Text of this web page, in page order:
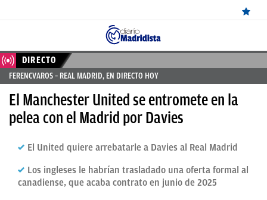
ÚLTIMAS
NOTICIAS
REAL
MADRID
BALONCESTO
CANTERA
DIRECTO
FERENCVAROS – REAL MADRID, EN DIRECTO HOY
El Manchester United se entromete en la
pelea con el Madrid por Davies
El United quiere arrebatarle a Davies al Real Madrid
Los ingleses le habrían trasladado una oferta formal al
canadiense, que acaba contrato en junio de 2025